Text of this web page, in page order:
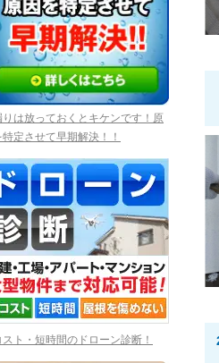
りは放っておくとキケンです！原
特定させて早期解決！！
ト・短時間のドローン診断！